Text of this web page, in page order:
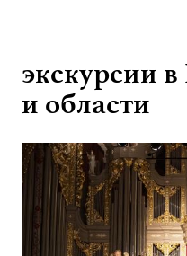
экскурсии
и области